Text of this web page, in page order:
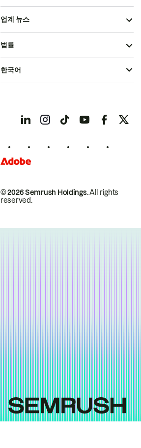
업계 뉴스
© 2026 Semrush Holdings.All rights
reserved.
법률
한국어